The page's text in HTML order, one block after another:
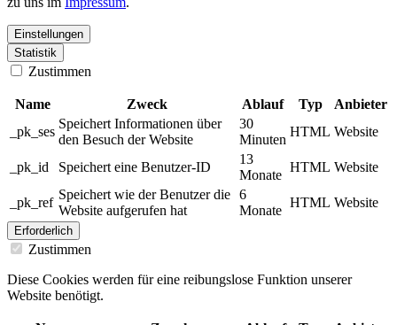
Einstellungen
Statistik
Zustimmen
Name Zweck Ablauf Typ
Anbieter
_pk_ses
Speichert Informationen über
den Besuch der Website
30
Minuten
HTML Website
_pk_id Speichert eine Benutzer-ID
13
Monate
HTML Website
_pk_ref
Speichert wie der Benutzer die
Website aufgerufen hat
6
Monate
HTML Website
Erforderlich
Zustimmen
Diese Cookies werden für eine reibungslose Funktion unserer
Website benötigt.